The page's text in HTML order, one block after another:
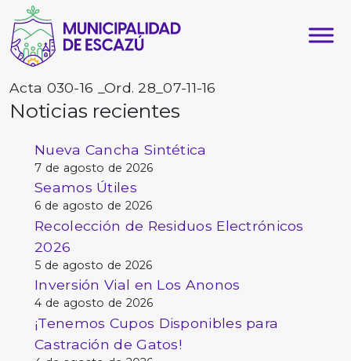
Acta 030-16 _Ord. 28_07-11-16
Noticias recientes
Nueva Cancha Sintética
7 de agosto de 2026
Seamos Útiles
6 de agosto de 2026
Recolección de Residuos Electrónicos
2026
5 de agosto de 2026
Inversión Vial en Los Anonos
4 de agosto de 2026
¡Tenemos Cupos Disponibles para
Castración de Gatos!